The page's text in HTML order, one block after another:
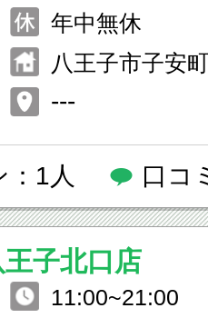
休憩15:00～
年中無休
八王子市子安
---
：1人 口コ
子北口店
11:00~21:00